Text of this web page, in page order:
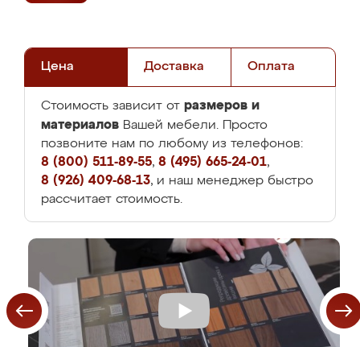
Цена Доставка Оплата
Стоимость зависит от размеров и
материалов Вашей мебели. Просто
позвоните нам по любому из телефонов:
8 (800) 511-89-55, 8 (495) 665-24-01,
8 (926) 409-68-13, и наш менеджер быстро
рассчитает стоимость.